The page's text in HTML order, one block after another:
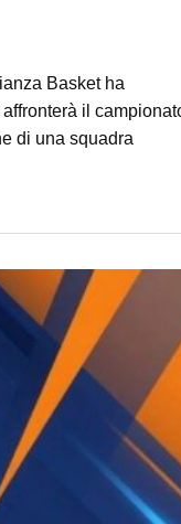
Basket ha
il
di una squadra